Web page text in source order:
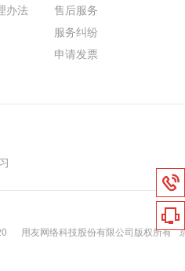
办法
售后服务
服务纠纷
申请发票
用友网络科技股份有限公司版权所有